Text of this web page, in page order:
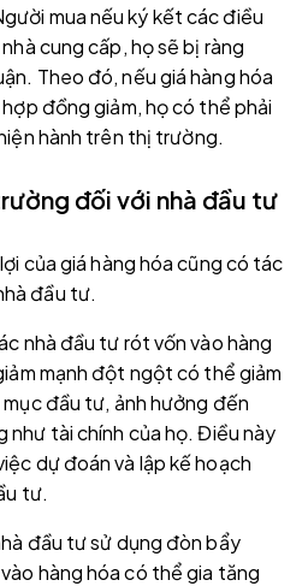
mua nếu ký kết các điều
cung cấp, họ sẽ bị ràng
Theo đó, nếu giá hàng hóa
đồng giảm, họ có thể phải
hành trên thị trường.
đối với nhà đầu tư
của giá hàng hóa cũng có tác
đầu tư.
nhà đầu tư rót vốn vào hàng
mạnh đột ngột có thể giảm
đầu tư, ảnh hưởng đến
như tài chính của họ. Điều này
dự đoán và lập kế hoạch
tư.
đầu tư sử dụng đòn bẩy
hàng hóa có thể gia tăng